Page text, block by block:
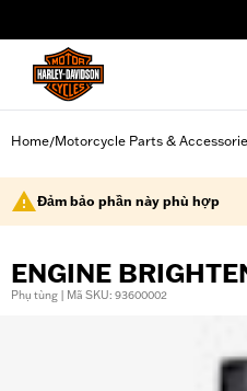
Home/Motorcycle Parts &
Đảm bảo phần này phù hợp
ENGINE
Phụ tùng | Mã SKU: 93600002